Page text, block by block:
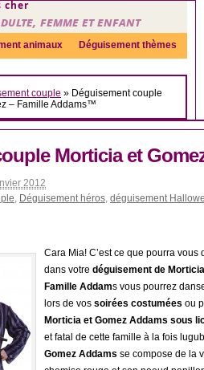
cher
femme et enfant
animaux Déguisement thèmes
Déguisements par genre Idées
couple » Déguisement couple
– Famille Addams™
Morticia et
2012
, Déguisement héros, déguisement
Cara Mia! C’est ce que pourra vous
dans votre déguisement de Morticia
Famille Addams vous pourrez
lors de vos soirées costumées ou
Morticia et Gomez Addams sous
et fatal de cette famille à la fois
Gomez Addams se compose de la